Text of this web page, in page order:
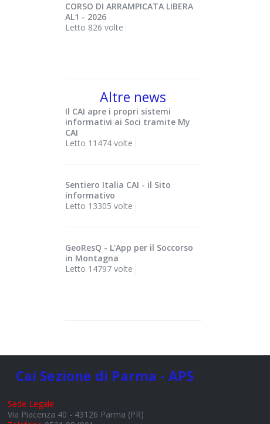
CORSO DI ARRAMPICATA LIBERA
AL1 - 2026
Letto 826 volte
Altre news
Il CAI apre i propri sistemi
informativi ai Soci tramite My
CAI
Letto 11474 volte
Sentiero Italia CAI - il Sito
informativo
Letto 13305 volte
GeoResQ - L'App per il Soccorso
in Montagna
Letto 14797 volte
Cai Sezione di Parma - APS
Sede Legale
Via Piacenza 40 - 43126 Parma (PR)